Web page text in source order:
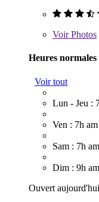
VoirPhotos
Heures normales
Voir tout
Lun - Jeu :
Ven : 7h
Sam : 7h
Dim : 9h
Ouvert